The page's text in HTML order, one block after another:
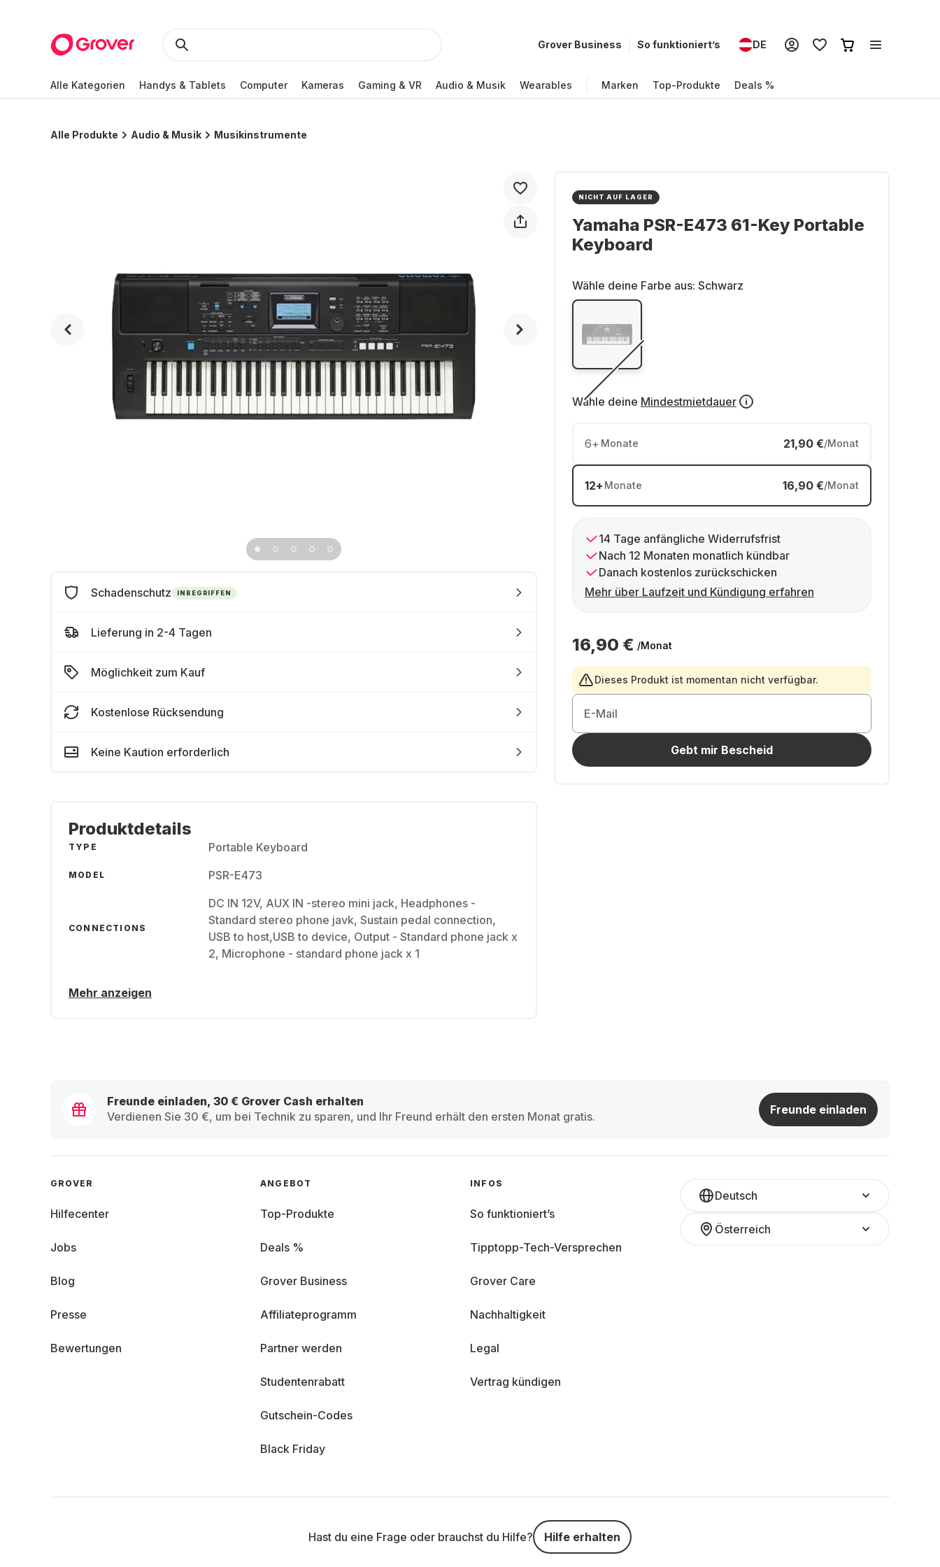
Grover Business So funktioniert’s DE
Alle Kategorien Handys & Tablets Computer Kameras Gaming & VR Audio & Musik Wearables Marken Top-Produkte Deals %
Alle Produkte Audio & Musik Musikinstrumente
NICHT AUF LAGER
Yamaha PSR-E473 61-Key Portable
Keyboard
Wähle deine Farbe aus: Schwarz
Wähle deine Mindestmietdauer
6+ Monate 21,90 €/Monat
12+ Monate 16,90 €/Monat
14 Tage anfängliche Widerrufsfrist
Nach 12 Monaten monatlich kündbar
Danach kostenlos zurückschicken
Mehr über Laufzeit und Kündigung erfahren
16,90 € /Monat
Dieses Produkt ist momentan nicht verfügbar.
E-Mail
Gebt mir Bescheid
Schadenschutz INBEGRIFFEN
Lieferung in 2-4 Tagen
Möglichkeit zum Kauf
Kostenlose Rücksendung
Keine Kaution erforderlich
Produktdetails
TYPE Portable Keyboard
MODEL PSR-E473
CONNECTIONS
DC IN 12V, AUX IN -stereo mini jack, Headphones -
Standard stereo phone javk, Sustain pedal connection,
USB to host,USB to device, Output - Standard phone jack x
2, Microphone - standard phone jack x 1
Mehr anzeigen
Freunde einladen, 30 € Grover Cash erhalten
Verdienen Sie 30 €, um bei Technik zu sparen, und Ihr Freund erhält den ersten Monat gratis.
Freunde einladen
Deutsch
Österreich
GROVER
Hilfecenter
Jobs
Blog
Presse
Bewertungen
ANGEBOT
Top-Produkte
Deals %
Grover Business
Affiliateprogramm
Partner werden
Studentenrabatt
Gutschein-Codes
Black Friday
INFOS
So funktioniert’s
Tipptopp-Tech-Versprechen
Grover Care
Nachhaltigkeit
Legal
Vertrag kündigen
Hast du eine Frage oder brauchst du Hilfe? Hilfe erhalten